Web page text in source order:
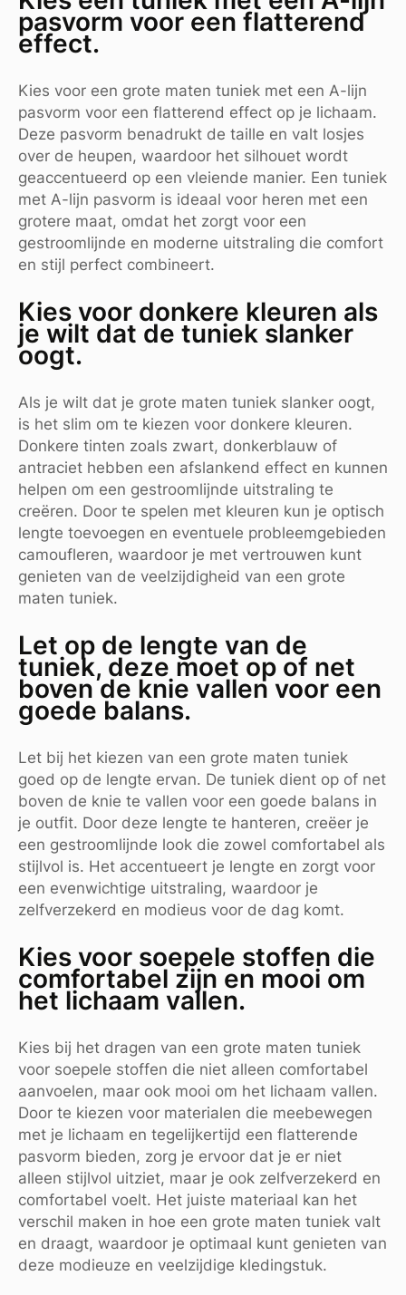
pasvorm voor een flatterend
effect.
Kies voor een grote maten tuniek met een A-lijn
pasvorm voor een flatterend effect op je lichaam.
Deze pasvorm benadrukt de taille en valt losjes
over de heupen, waardoor het silhouet wordt
geaccentueerd op een vleiende manier. Een tuniek
met A-lijn pasvorm is ideaal voor heren met een
grotere maat, omdat het zorgt voor een
gestroomlijnde en moderne uitstraling die comfort
en stijl perfect combineert.
Kies voor donkere kleuren als
je wilt dat de tuniek slanker
oogt.
Als je wilt dat je grote maten tuniek slanker oogt,
is het slim om te kiezen voor donkere kleuren.
Donkere tinten zoals zwart, donkerblauw of
antraciet hebben een afslankend effect en kunnen
helpen om een gestroomlijnde uitstraling te
creëren. Door te spelen met kleuren kun je optisch
lengte toevoegen en eventuele probleemgebieden
camoufleren, waardoor je met vertrouwen kunt
genieten van de veelzijdigheid van een grote
maten tuniek.
Let op de lengte van de
tuniek, deze moet op of net
boven de knie vallen voor een
goede balans.
Let bij het kiezen van een grote maten tuniek
goed op de lengte ervan. De tuniek dient op of net
boven de knie te vallen voor een goede balans in
je outfit. Door deze lengte te hanteren, creëer je
een gestroomlijnde look die zowel comfortabel als
stijlvol is. Het accentueert je lengte en zorgt voor
een evenwichtige uitstraling, waardoor je
zelfverzekerd en modieus voor de dag komt.
Kies voor soepele stoffen die
comfortabel zijn en mooi om
het lichaam vallen.
Kies bij het dragen van een grote maten tuniek
voor soepele stoffen die niet alleen comfortabel
aanvoelen, maar ook mooi om het lichaam vallen.
Door te kiezen voor materialen die meebewegen
met je lichaam en tegelijkertijd een flatterende
pasvorm bieden, zorg je ervoor dat je er niet
alleen stijlvol uitziet, maar je ook zelfverzekerd en
comfortabel voelt. Het juiste materiaal kan het
verschil maken in hoe een grote maten tuniek valt
en draagt, waardoor je optimaal kunt genieten van
deze modieuze en veelzijdige kledingstuk.